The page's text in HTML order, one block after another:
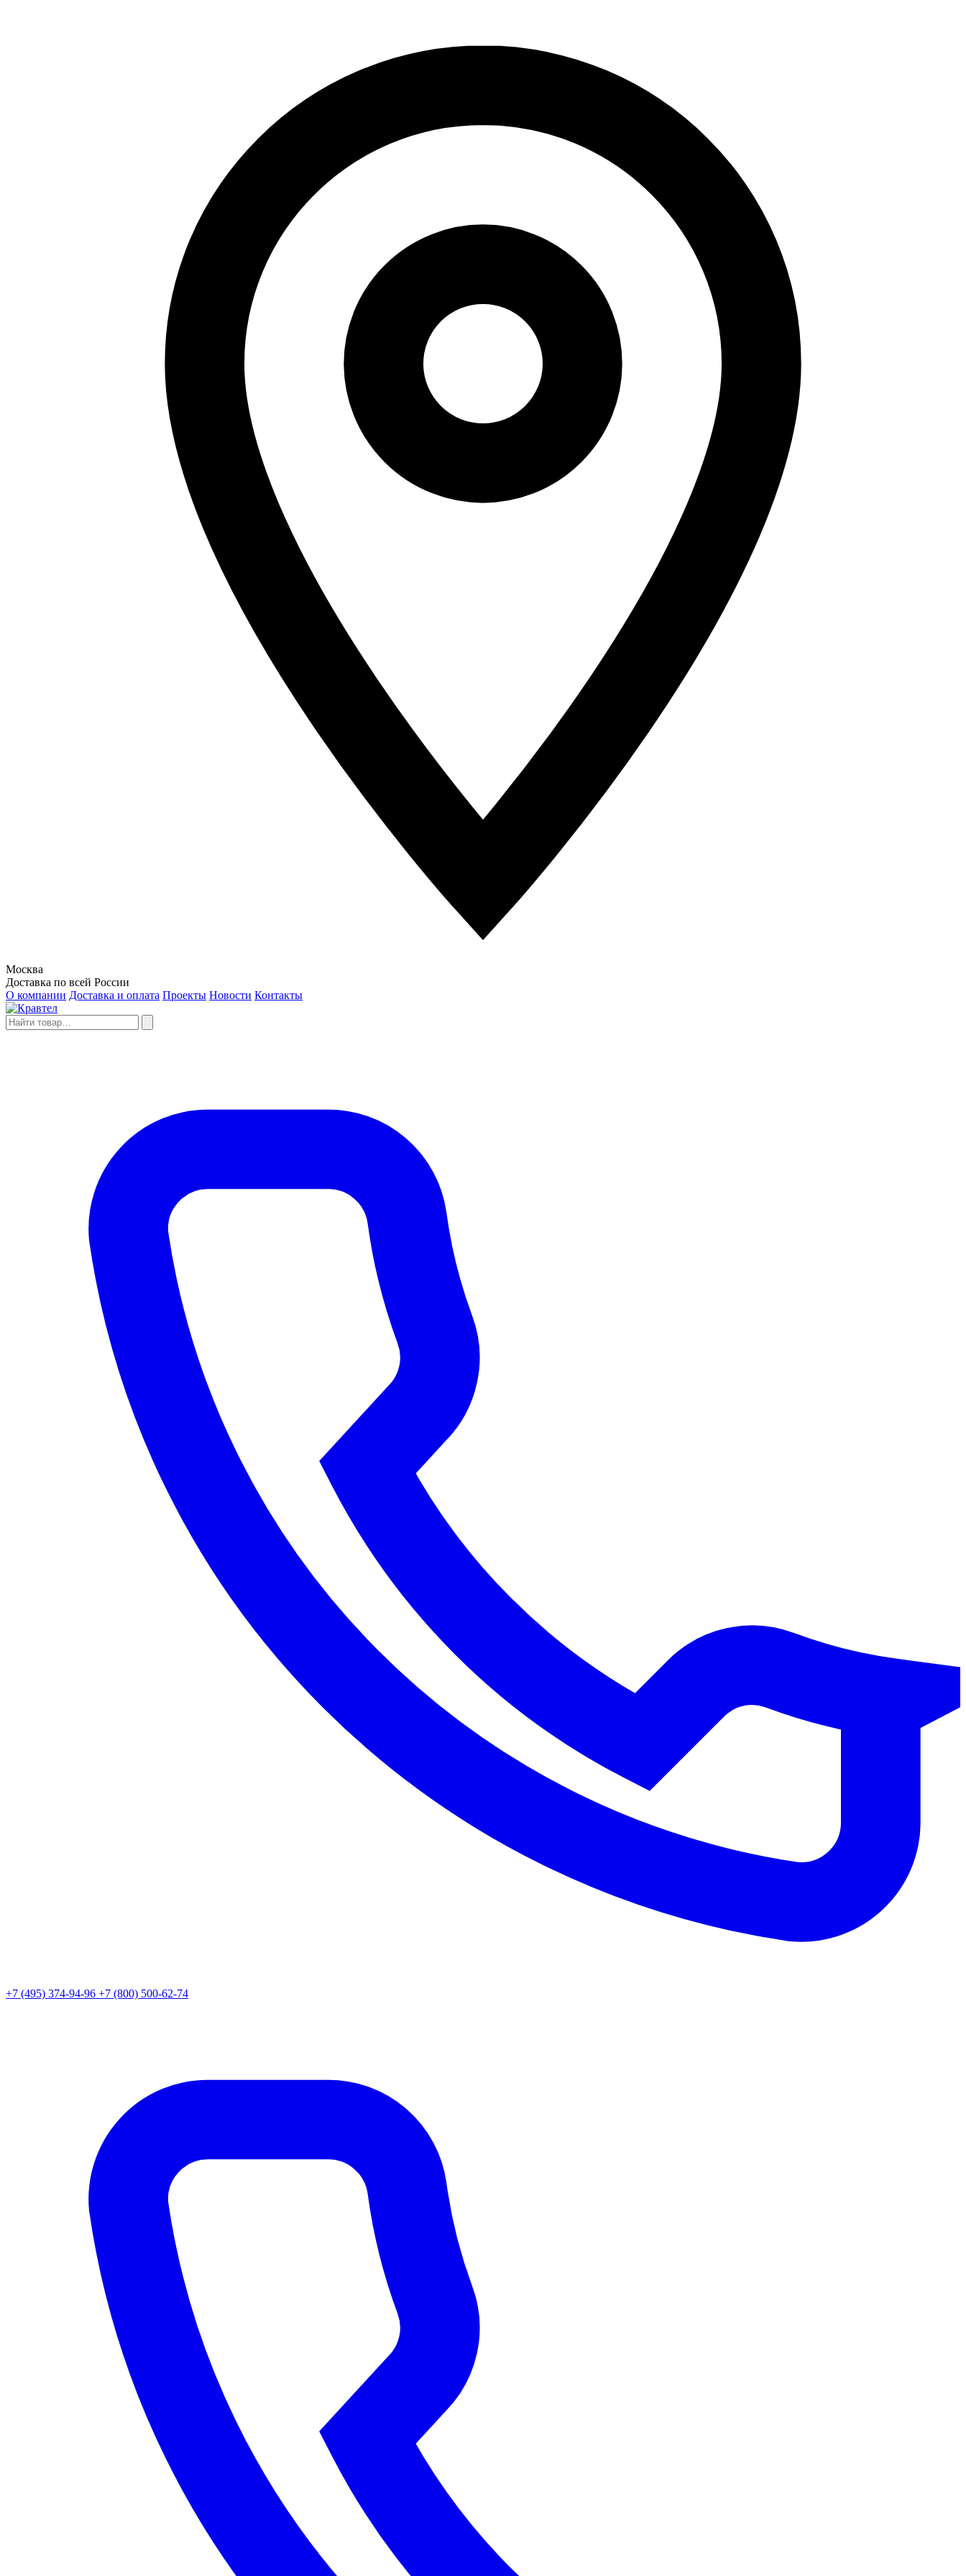
Москва
Доставка по всей России
О компании Доставка и оплата Проекты Новости Контакты
+7 (495) 374-94-96 +7 (800) 500-62-74